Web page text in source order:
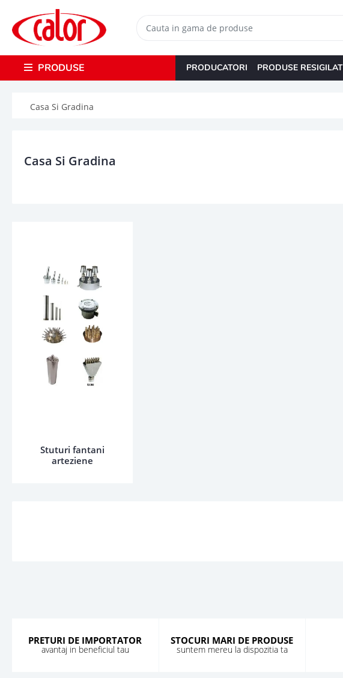
PRODUSE PRODUCATORI PRODUSE
Casa Si Gradina
Casa Si Gradina
Stuturi fantani
arteziene
PRETURI DE IMPORTATOR
avantaj in beneficiul tau
STOCURI MARI DE PRODUSE
suntem mereu la dispozitia ta